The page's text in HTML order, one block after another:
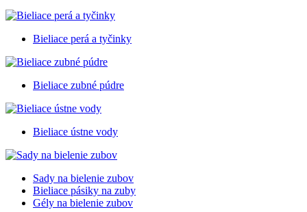
Bieliace perá a tyčinky
Bieliace zubné púdre
Bieliace ústne vody
Sady na bielenie zubov
Bieliace pásiky na zuby
Gély na bielenie zubov